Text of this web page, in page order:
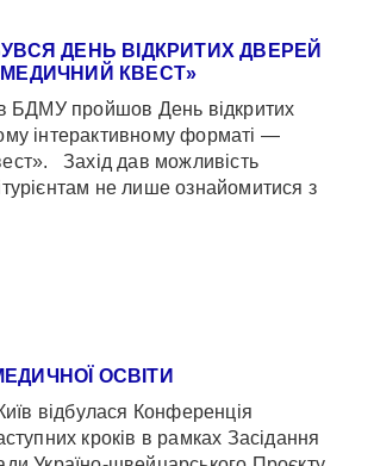
ДЕНЬ ВІДКРИТИХ ДВЕРЕЙ
КВЕСТ»
БДМУ пройшов День відкритих
інтерактивному форматі —
Захід дав можливість
не лише ознайомитися з
ОСВІТИ
відбулася Конференція
кроків в рамках Засідання